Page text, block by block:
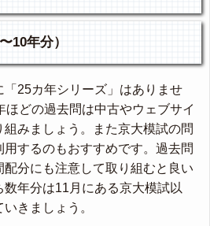
10年分）
25カ年シリーズ」はありませ
ほどの過去問は中古やウェブサイ
組みましょう。また京大模試の問
するのもおすすめです。過去問
分にも注意して取り組むと良い
年分は11月にある京大模試以
きましょう。